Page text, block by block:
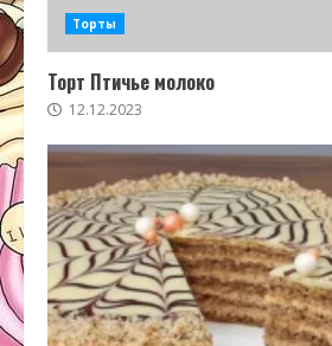
Торты
Торт Птичье молоко
12.12.2023